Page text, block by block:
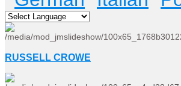
RUSSELL CROWE